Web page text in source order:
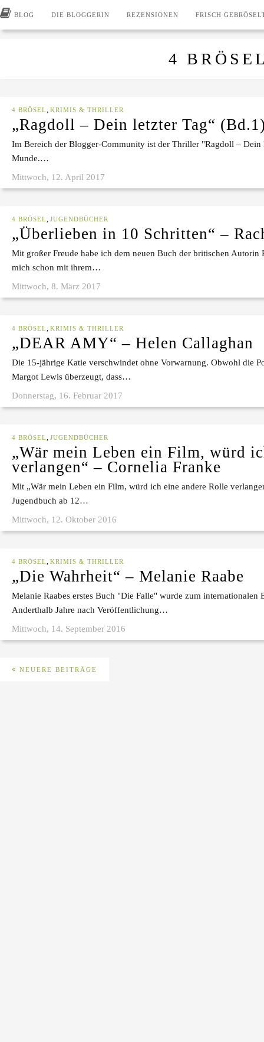
BLOG DIE BLOGGERIN REZENSIONEN FRISCH
4
4 BRÖSEL, KRIMIS & THRILLER
„Ragdoll – Dein letzter Tag“
Im Bereich der Blogger-Community ist der Thriller "Ragdoll –
Munde.…
Mittwoch, 12. April 2017
4 BRÖSEL, JUGENDBÜCHER
„Überlieben in 10 Schritten“ –
Mit großer Freude habe ich dem neuen Buch der britischen Autorin
mich schon mit ihrem…
Mittwoch, 8. März 2017
4 BRÖSEL, KRIMIS & THRILLER
„DEAR AMY“ – Helen Callaghan
Die 15-jährige Katie verschwindet ohne Vorwarnung. Obwohl die
Margot Lewis überzeugt, dass…
Donnerstag, 16. Februar 2017
4 BRÖSEL, JUGENDBÜCHER
„Wär mein Leben ein Film, würd
verlangen“ – Cornelia Franke
Mit „Wär mein Leben ein Film, würd ich eine andere Rolle
Jugendbuch ab 12…
Mittwoch, 12. Oktober 2016
4 BRÖSEL, KRIMIS & THRILLER
„Die Wahrheit“ – Melanie Raabe
Melanie Raabes erstes Buch "Die Falle" wurde zum internationalen
Anderthalb Jahre nach Veröffentlichung…
Mittwoch, 14. September 2016
NEUERE BEITRÄGE